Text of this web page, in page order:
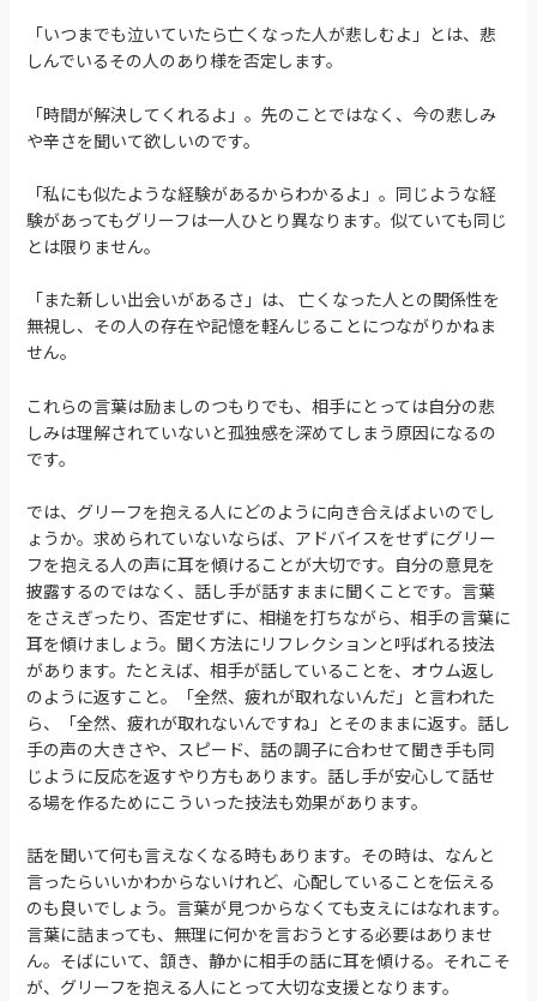
「いつまでも泣いていたら亡くなった人が悲しむよ」とは、悲
しんでいるその人のあり様を否定します。
「時間が解決してくれるよ」。先のことではなく、今の悲しみ
や辛さを聞いて欲しいのです。
「私にも似たような経験があるからわかるよ」。同じような経
験があってもグリーフは一人ひとり異なります。似ていても同じ
とは限りません。
「また新しい出会いがあるさ」は、 亡くなった人との関係性を
無視し、その人の存在や記憶を軽んじることにつながりかねま
せん。
これらの言葉は励ましのつもりでも、相手にとっては自分の悲
しみは理解されていないと孤独感を深めてしまう原因になるの
です。
では、グリーフを抱える人にどのように向き合えばよいのでし
ょうか。求められていないならば、アドバイスをせずにグリー
フを抱える人の声に耳を傾けることが大切です。自分の意見を
披露するのではなく、話し手が話すままに聞くことです。言葉
をさえぎったり、否定せずに、相槌を打ちながら、相手の言葉に
耳を傾けましょう。聞く方法にリフレクションと呼ばれる技法
があります。たとえば、相手が話していることを、オウム返し
のように返すこと。「全然、疲れが取れないんだ」と言われた
ら、「全然、疲れが取れないんですね」とそのままに返す。話し
手の声の大きさや、スピード、話の調子に合わせて聞き手も同
じように反応を返すやり方もあります。話し手が安心して話せ
る場を作るためにこういった技法も効果があります。
話を聞いて何も言えなくなる時もあります。その時は、なんと
言ったらいいかわからないけれど、心配していることを伝える
のも良いでしょう。言葉が見つからなくても支えにはなれます。
言葉に詰まっても、無理に何かを言おうとする必要はありませ
ん。そばにいて、頷き、静かに相手の話に耳を傾ける。それこそ
が、グリーフを抱える人にとって大切な支援となります。